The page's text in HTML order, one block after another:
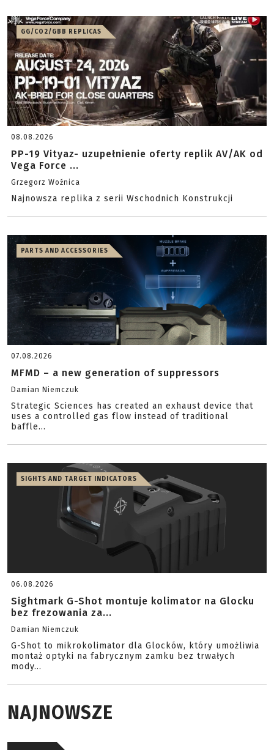
GG/CO2/GBB REPLICAS
08.08.2026
PP-19 Vityaz- uzupełnienie oferty replik AV/AK od
Vega Force ...
Grzegorz Woźnica
Najnowsza replika z serii Wschodnich Konstrukcji
PARTS AND ACCESSORIES
07.08.2026
MFMD – a new generation of suppressors
Damian Niemczuk
Strategic Sciences has created an exhaust device that
uses a controlled gas flow instead of traditional
baffle...
SIGHTS AND TARGET INDICATORS
06.08.2026
Sightmark G-Shot montuje kolimator na Glocku
bez frezowania za...
Damian Niemczuk
G-Shot to mikrokolimator dla Glocków, który umożliwia
montaż optyki na fabrycznym zamku bez trwałych
mody...
NAJNOWSZE